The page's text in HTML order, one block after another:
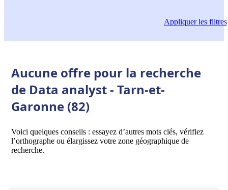
Appliquerles filtres
Aucune offre pour la recherche
de Data analyst - Tarn-et-
Garonne (82)
Voici quelques conseils : essayez d’autres mots clés, vérifiez
l’orthographe ou élargissez votre zone géographique de
recherche.